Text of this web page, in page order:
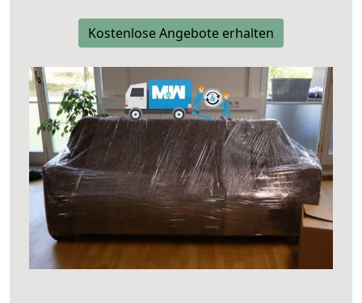
Kostenlose Angebote erhalten